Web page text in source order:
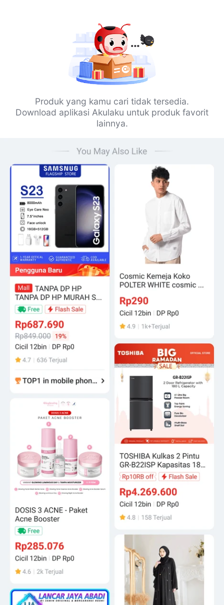
Produk yang kamu cari tidak tersedia.
Download aplikasi Akulaku untuk produk favorit
lainnya.